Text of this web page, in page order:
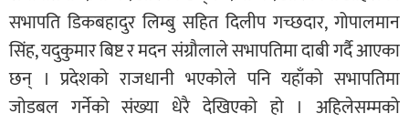
सभापति डिकबहादुर लिम्बु सहित दिलीप गच्छदार, गोपालमान
सिंह, यदुकुमार बिष्ट र मदन संग्रौलाले सभापतिमा दाबी गर्दै आएका
छन् । प्रदेशको राजधानी भएकोले पनि यहाँको सभापतिमा
जोडबल गर्नेको संख्या धेरै देखिएको हो । अहिलेसम्मको